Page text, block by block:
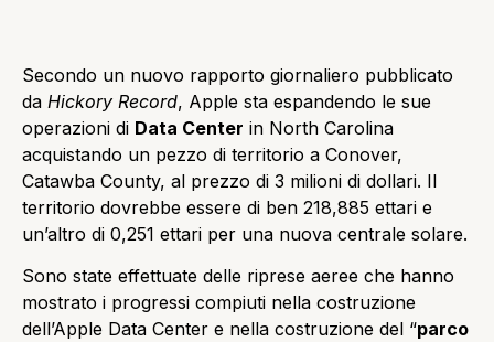
Secondo un nuovo rapporto giornaliero pubblicato
da Hickory Record, Apple sta espandendo le sue
operazioni di Data Center in North Carolina
acquistando un pezzo di territorio a Conover,
Catawba County, al prezzo di 3 milioni di dollari. Il
territorio dovrebbe essere di ben 218,885 ettari e
un’altro di 0,251 ettari per una nuova centrale solare.
Sono state effettuate delle riprese aeree che hanno
mostrato i progressi compiuti nella costruzione
dell’Apple Data Center e nella costruzione del “parco